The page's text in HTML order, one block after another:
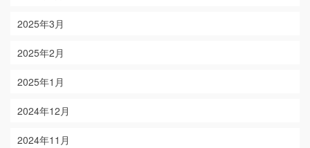
2025年3月
2025年2月
2025年1月
2024年12月
2024年11月